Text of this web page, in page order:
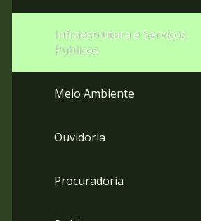
Infraestrutura e Serviços
Públicos
Meio Ambiente
Ouvidoria
Procuradoria